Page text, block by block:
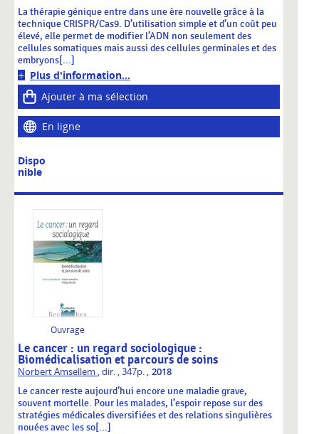
La thérapie génique entre dans une ère nouvelle grâce à la
technique CRISPR/Cas9. D’utilisation simple et d’un coût peu
élevé, elle permet de modifier l’ADN non seulement des
cellules somatiques mais aussi des cellules germinales et des
embryons[...]
Plus d'information...
Ajouter à ma sélection
En ligne
Dispo
nible
Ouvrage
Le cancer : un regard sociologique :
Biomédicalisation et parcours de soins
Norbert Amsellem , dir. , 347p. , 2018
Le cancer reste aujourd’hui encore une maladie grave,
souvent mortelle. Pour les malades, l’espoir repose sur des
stratégies médicales diversifiées et des relations singulières
nouées avec les so[...]